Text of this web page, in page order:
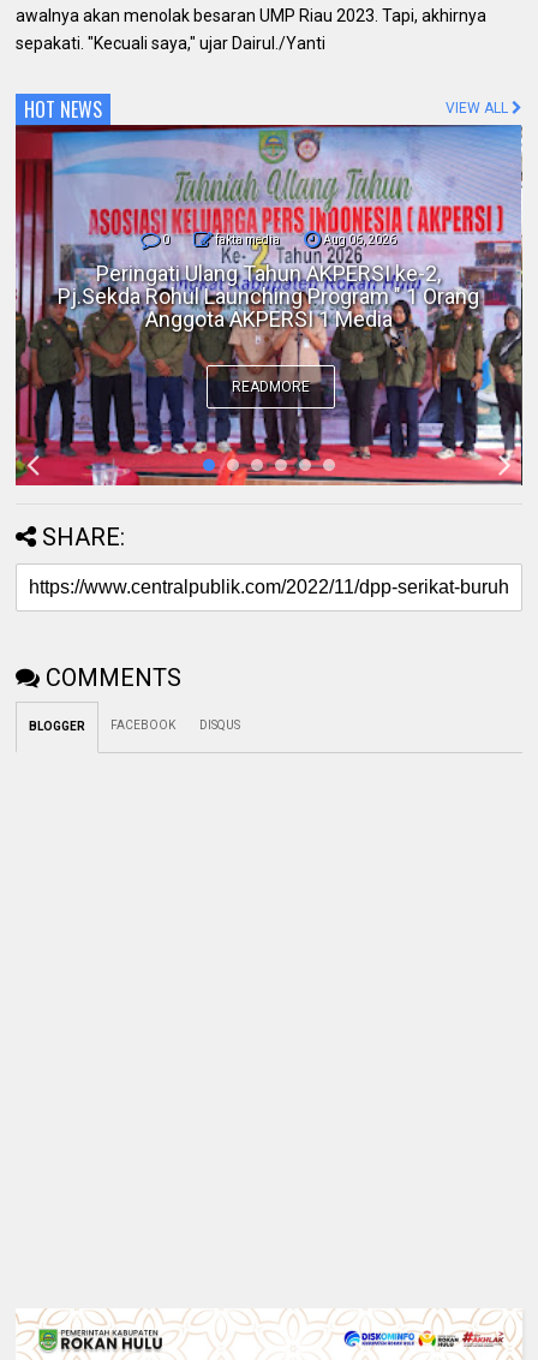
awalnya akan menolak besaran UMP Riau 2023. Tapi, akhirnya
sepakati. "Kecuali saya," ujar Dairul./Yanti
HOT NEWS VIEW ALL
0 fakta media Aug 06, 2026
Polres Inhil bersama Pemkab Inhil dan
BKSDA Riau Perkuat Sinergi Tangani
Gangguan Kera Liar di Tembilahan
READMORE
SHARE:
COMMENTS
BLOGGER FACEBOOK DISQUS